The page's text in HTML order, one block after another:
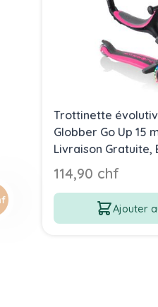
Trottinette
Globber Go Up 15
Livraison Gratuite,
Suisse
114,90 chf
Ajouter